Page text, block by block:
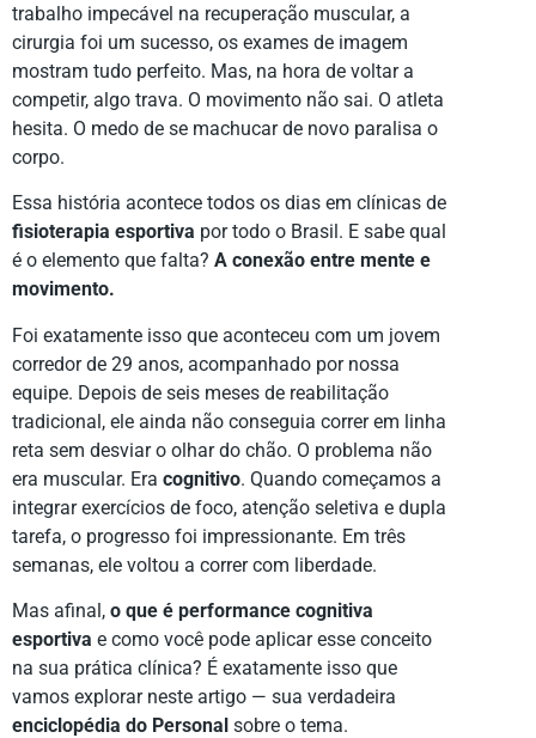
trabalho impecável na recuperação muscular, a
cirurgia foi um sucesso, os exames de imagem
mostram tudo perfeito. Mas, na hora de voltar a
competir, algo trava. O movimento não sai. O atleta
hesita. O medo de se machucar de novo paralisa o
corpo.
Essa história acontece todos os dias em clínicas de
fisioterapia esportiva por todo o Brasil. E sabe qual
é o elemento que falta? A conexão entre mente e
movimento.
Foi exatamente isso que aconteceu com um jovem
corredor de 29 anos, acompanhado por nossa
equipe. Depois de seis meses de reabilitação
tradicional, ele ainda não conseguia correr em linha
reta sem desviar o olhar do chão. O problema não
era muscular. Era cognitivo. Quando começamos a
integrar exercícios de foco, atenção seletiva e dupla
tarefa, o progresso foi impressionante. Em três
semanas, ele voltou a correr com liberdade.
Mas afinal, o que é performance cognitiva
esportiva e como você pode aplicar esse conceito
na sua prática clínica? É exatamente isso que
vamos explorar neste artigo — sua verdadeira
enciclopédia do Personal sobre o tema.